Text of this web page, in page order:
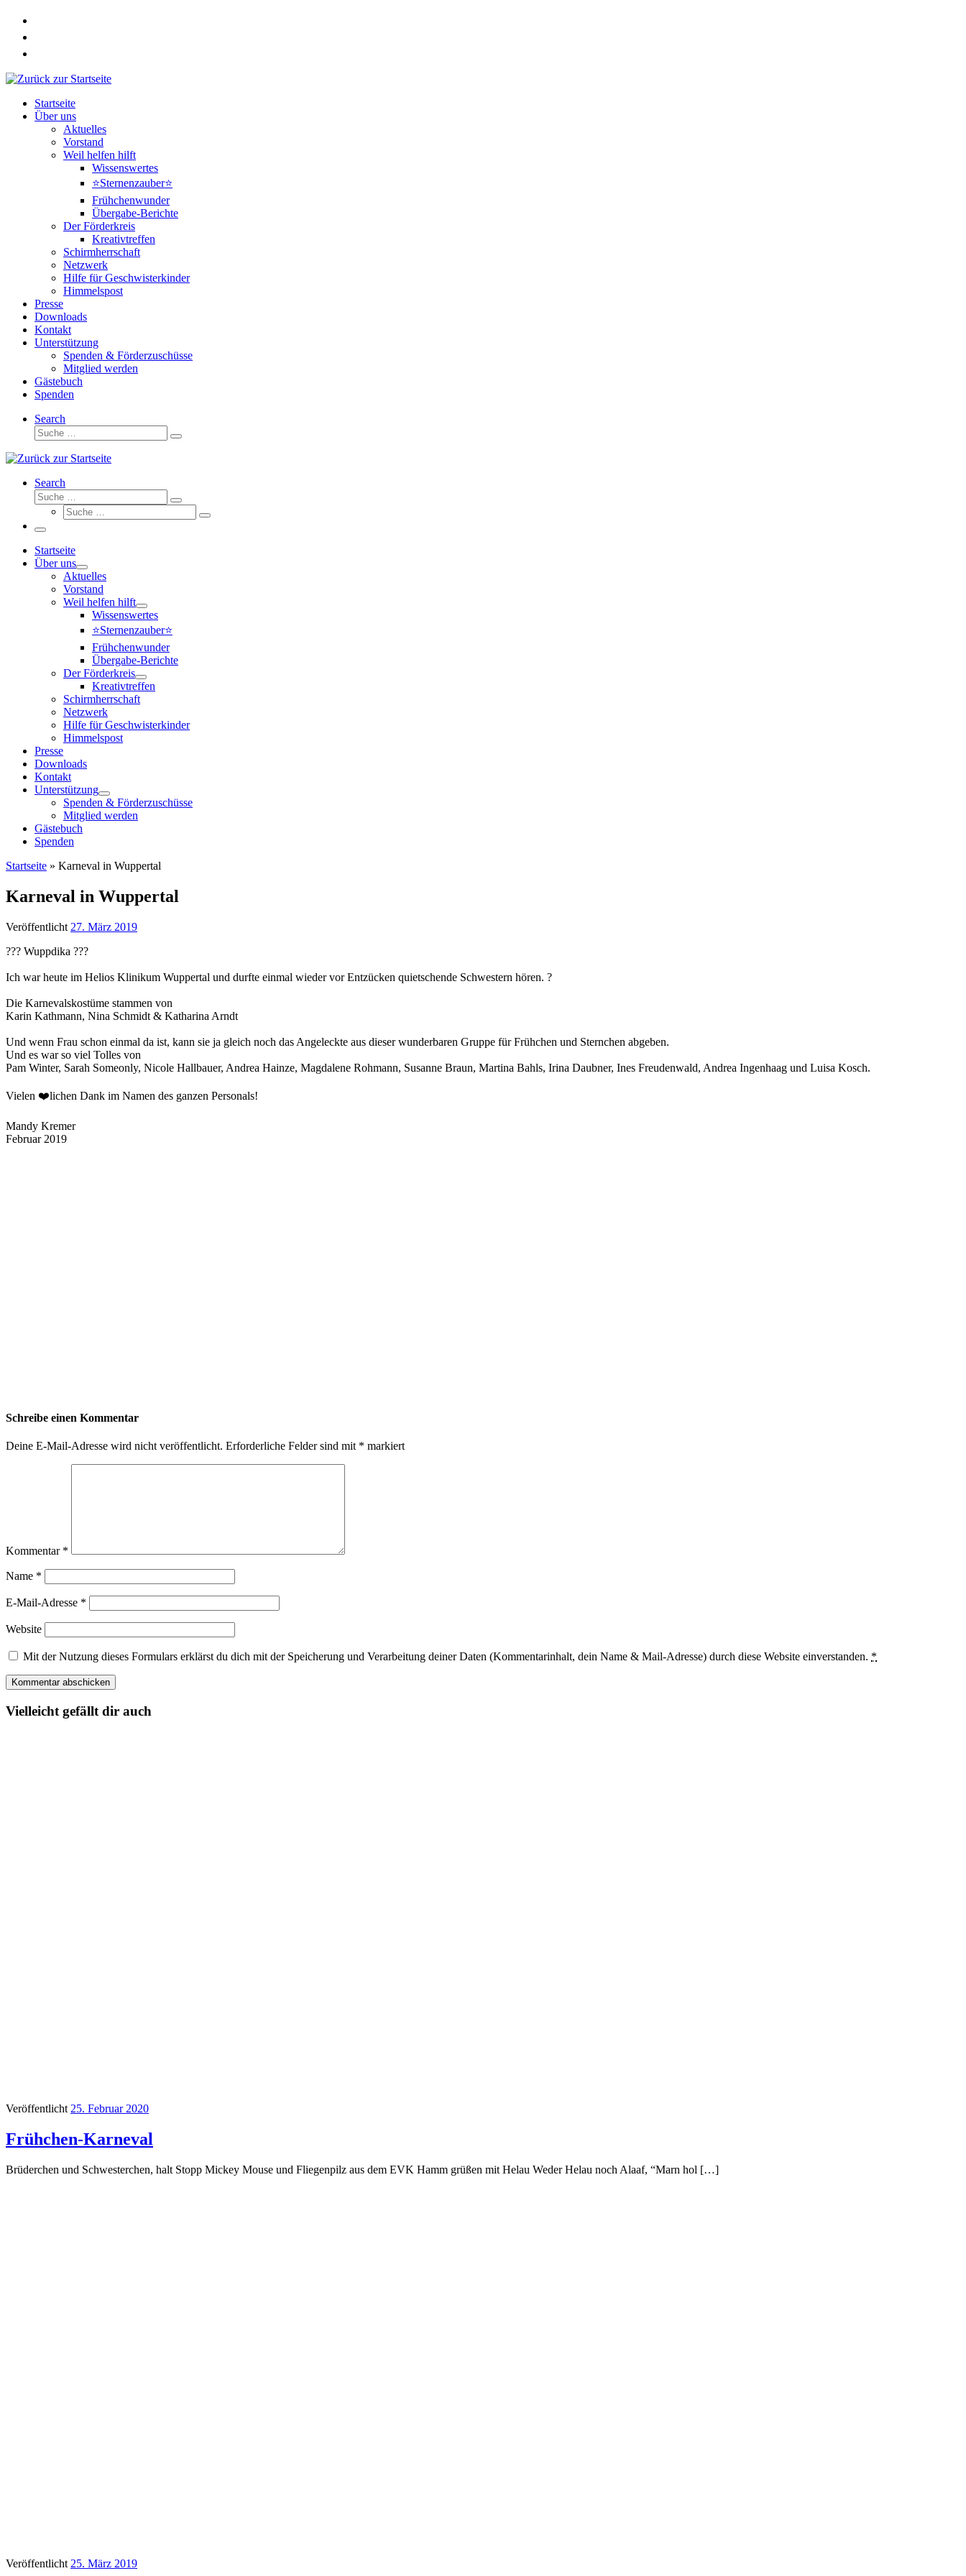
Zum
springen
Startseite
Über uns
Aktuelles
Vorstand
Weil helfen hilft
Wissenswertes
⭐Sternenzauber⭐
Frühchenwunder
Übergabe-Berichte
Der Förderkreis
Kreativtreffen
Schirmherrschaft
Netzwerk
Hilfe für Geschwisterkinder
Himmelspost
Presse
Downloads
Kontakt
Unterstützung
Spenden & Förderzuschüsse
Mitglied werden
Gästebuch
Spenden
Search
Suche
Suche
Search
Suche
Suche
Suche
Suche
Menü
Startseite
Über uns
Aktuelles
Vorstand
Weil helfen hilft
Wissenswertes
⭐Sternenzauber⭐
Frühchenwunder
Übergabe-Berichte
Der Förderkreis
Kreativtreffen
Schirmherrschaft
Netzwerk
Hilfe für Geschwisterkinder
Himmelspost
Presse
Downloads
Kontakt
Unterstützung
Spenden & Förderzuschüsse
Mitglied werden
Gästebuch
Spenden
Startseite » Karneval in Wuppertal
Karneval in Wuppertal
Veröffentlicht 27. März 2019
??? Wuppdika ???
Ich war heute im Helios Klinikum Wuppertal und durfte einmal wieder vor Entzücken quietschende Schwestern hören. ?
Die Karnevalskostüme stammen von
Karin Kathmann, Nina Schmidt & Katharina Arndt
Und wenn Frau schon einmal da ist, kann sie ja gleich noch das Angeleckte aus dieser wunderbaren Gruppe für Frühchen und Sternchen abgeben.
Und es war so viel Tolles von
Pam Winter, Sarah Someonly, Nicole Hallbauer, Andrea Hainze, Magdalene Rohmann, Susanne Braun, Martina Bahls, Irina Daubner, Ines Freudenwald, Andrea Ingenhaag und Luisa Kosch.
Vielen ❤️lichen Dank im Namen des ganzen Personals!
Mandy Kremer
Februar 2019
Schreibe einen Kommentar
Deine E-Mail-Adresse wird nicht veröffentlicht. Erforderliche Felder sind mit * markiert
Kommentar *
Name *
E-Mail-Adresse *
Website
Mit der Nutzung dieses Formulars erklärst du dich mit der Speicherung und Verarbeitung deiner Daten (Kommentarinhalt, dein Name & Mail-Adresse) durch diese Website einverstanden. *
Vielleicht gefällt dir auch
Veröffentlicht 25. Februar 2020
Frühchen-Karneval
Brüderchen und Schwesterchen, halt Stopp Mickey Mouse und Fliegenpilz aus dem EVK Hamm grüßen mit Helau Weder Helau noch Alaaf, “Marn hol […]
Veröffentlicht 25. März 2019